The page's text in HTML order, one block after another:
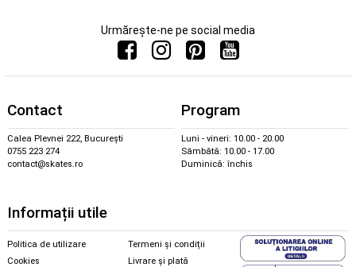
Urmărește-ne pe social media
Contact
Calea Plevnei 222, București
0755 223 274
contact@skates.ro
Program
Luni - vineri: 10.00 - 20.00
Sâmbătă: 10.00 - 17.00
Duminică: închis
Informații utile
Politica de utilizare
Cookies
Termeni și condiții
Livrare și plată